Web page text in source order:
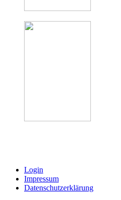
Login
Impressum
Datenschutzerklärung